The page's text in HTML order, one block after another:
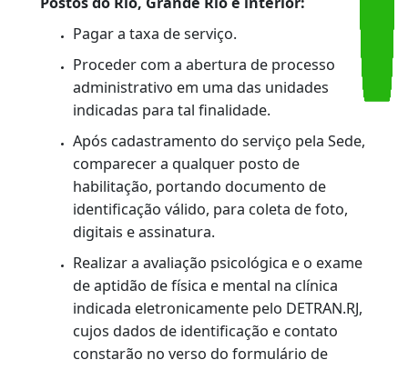
Duda cod 201-1 R$ 419,55 Emita o boleto no site do Banco Bradesco
Reexame
TAXA DE REEXAME
Duda R$ 156,80 Emita o boleto no site do Banco Bradesco
PROCEDIMENTOS
Postos do Rio, Grande Rio e interior:
Pagar a taxa de serviço.
Proceder com a abertura de processo